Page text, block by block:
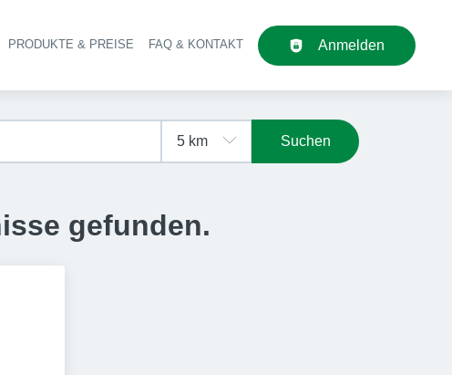
Haupt-Navigation
PRODUKTE & PREISE FAQ & KONTAKT Anmelden
Suchen
gefunden.